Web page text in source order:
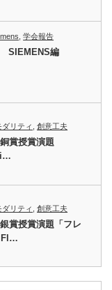
,学会報告
SIEMENS編
ダリティ ,創意工夫
賞授賞演題
ダリティ ,創意工夫
賞授賞演題「フレ
Fl…